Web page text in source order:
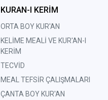
KURAN-I KERİM
ORTA BOY KUR'AN
KELİME MEALİ VE KUR'AN-I
KERİM
TECVİD
MEAL TEFSİR ÇALIŞMALARI
ÇANTA BOY KUR'AN